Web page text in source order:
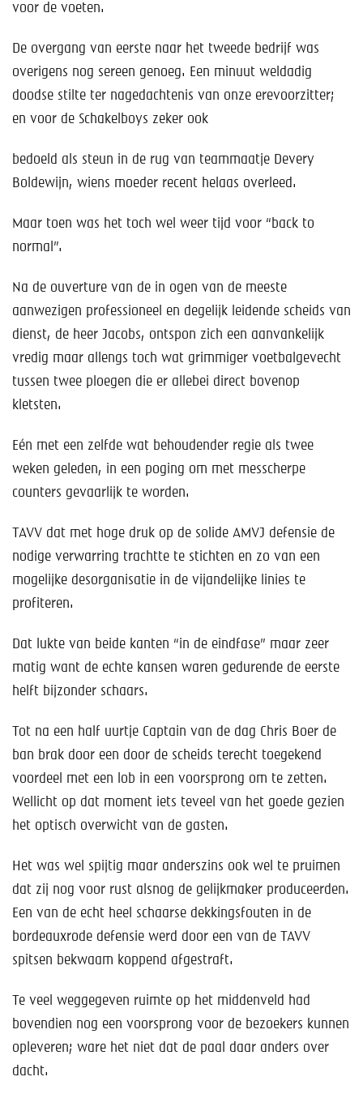
voor de voeten.
De overgang van eerste naar het tweede bedrijf was
overigens nog sereen genoeg. Een minuut weldadig
doodse stilte ter nagedachtenis van onze erevoorzitter;
en voor de Schakelboys zeker ook
bedoeld als steun in de rug van teammaatje Devery
Boldewijn, wiens moeder recent helaas overleed.
Maar toen was het toch wel weer tijd voor “back to
normal”.
Na de ouverture van de in ogen van de meeste
aanwezigen professioneel en degelijk leidende scheids van
dienst, de heer Jacobs, ontspon zich een aanvankelijk
vredig maar allengs toch wat grimmiger voetbalgevecht
tussen twee ploegen die er allebei direct bovenop
kletsten.
Eén met een zelfde wat behoudender regie als twee
weken geleden, in een poging om met messcherpe
counters gevaarlijk te worden.
TAVV dat met hoge druk op de solide AMVJ defensie de
nodige verwarring trachtte te stichten en zo van een
mogelijke desorganisatie in de vijandelijke linies te
profiteren.
Dat lukte van beide kanten “in de eindfase” maar zeer
matig want de echte kansen waren gedurende de eerste
helft bijzonder schaars.
Tot na een half uurtje Captain van de dag Chris Boer de
ban brak door een door de scheids terecht toegekend
voordeel met een lob in een voorsprong om te zetten.
Wellicht op dat moment iets teveel van het goede gezien
het optisch overwicht van de gasten.
Het was wel spijtig maar anderszins ook wel te pruimen
dat zij nog voor rust alsnog de gelijkmaker produceerden.
Een van de echt heel schaarse dekkingsfouten in de
bordeauxrode defensie werd door een van de TAVV
spitsen bekwaam koppend afgestraft.
Te veel weggegeven ruimte op het middenveld had
bovendien nog een voorsprong voor de bezoekers kunnen
opleveren; ware het niet dat de paal daar anders over
dacht.